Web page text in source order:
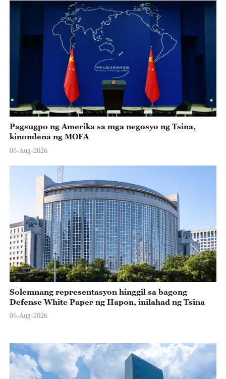
Pagsugpo ng Amerika sa mga negosyo ng Tsina,
kinondena ng MOFA
06-Aug-2026
Solemnang representasyon hinggil sa bagong
Defense White Paper ng Hapon, inilahad ng Tsina
06-Aug-2026